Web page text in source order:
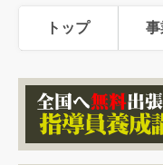
トップ 事